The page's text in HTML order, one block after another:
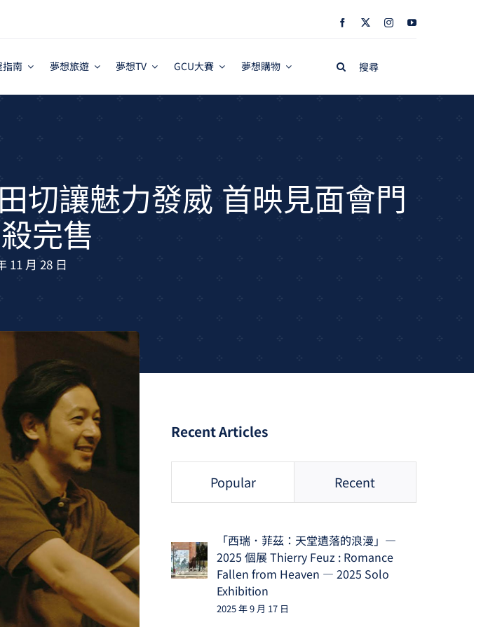
指南 夢想旅遊 夢想TV GCU大賽 夢想購物
Search
切讓魅力發威 首映見面會門
完售
11 月 28 日
Recent Articles
Popular Recent
「西瑞．菲茲：天堂遺落的浪漫」—
2025 個展 Thierry Feuz : Romance
Fallen from Heaven — 2025 Solo
Exhibition
2025 年 9 月 17 日